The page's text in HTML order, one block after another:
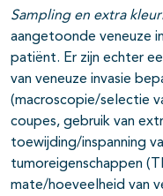
Sampling en extra
aangetoonde veneuze
patiënt. Er zijn echter
van veneuze invasie
(macroscopie/selectie
coupes, gebruik van
toewijding/inspanning
tumoreigenschappen
mate/hoeveelheid van